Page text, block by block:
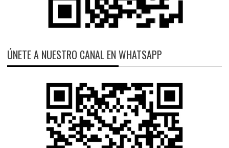
ÚNETE A NUESTRO CANAL EN WHATSAPP